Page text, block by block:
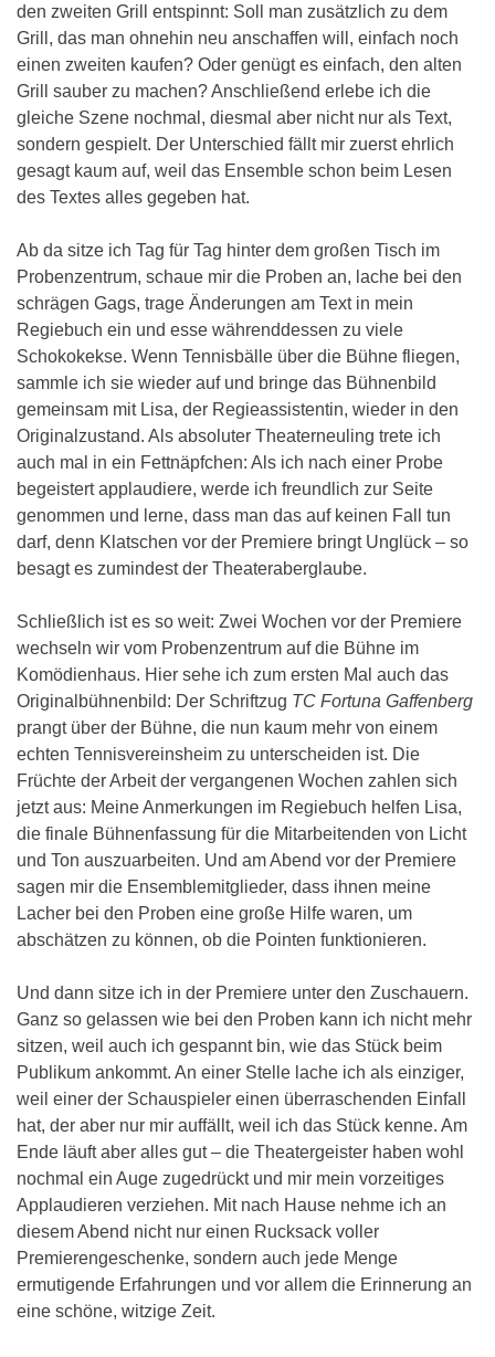
den zweiten Grill entspinnt: Soll man zusätzlich zu dem
Grill, das man ohnehin neu anschaffen will, einfach noch
einen zweiten kaufen? Oder genügt es einfach, den alten
Grill sauber zu machen? Anschließend erlebe ich die
gleiche Szene nochmal, diesmal aber nicht nur als Text,
sondern gespielt. Der Unterschied fällt mir zuerst ehrlich
gesagt kaum auf, weil das Ensemble schon beim Lesen
des Textes alles gegeben hat.
Ab da sitze ich Tag für Tag hinter dem großen Tisch im
Probenzentrum, schaue mir die Proben an, lache bei den
schrägen Gags, trage Änderungen am Text in mein
Regiebuch ein und esse währenddessen zu viele
Schokokekse. Wenn Tennisbälle über die Bühne fliegen,
sammle ich sie wieder auf und bringe das Bühnenbild
gemeinsam mit Lisa, der Regieassistentin, wieder in den
Originalzustand. Als absoluter Theaterneuling trete ich
auch mal in ein Fettnäpfchen: Als ich nach einer Probe
begeistert applaudiere, werde ich freundlich zur Seite
genommen und lerne, dass man das auf keinen Fall tun
darf, denn Klatschen vor der Premiere bringt Unglück – so
besagt es zumindest der Theateraberglaube.
Schließlich ist es so weit: Zwei Wochen vor der Premiere
wechseln wir vom Probenzentrum auf die Bühne im
Komödienhaus. Hier sehe ich zum ersten Mal auch das
Originalbühnenbild: Der Schriftzug TC Fortuna Gaffenberg
prangt über der Bühne, die nun kaum mehr von einem
echten Tennisvereinsheim zu unterscheiden ist. Die
Früchte der Arbeit der vergangenen Wochen zahlen sich
jetzt aus: Meine Anmerkungen im Regiebuch helfen Lisa,
die finale Bühnenfassung für die Mitarbeitenden von Licht
und Ton auszuarbeiten. Und am Abend vor der Premiere
sagen mir die Ensemblemitglieder, dass ihnen meine
Lacher bei den Proben eine große Hilfe waren, um
abschätzen zu können, ob die Pointen funktionieren.
Und dann sitze ich in der Premiere unter den Zuschauern.
Ganz so gelassen wie bei den Proben kann ich nicht mehr
sitzen, weil auch ich gespannt bin, wie das Stück beim
Publikum ankommt. An einer Stelle lache ich als einziger,
weil einer der Schauspieler einen überraschenden Einfall
hat, der aber nur mir auffällt, weil ich das Stück kenne. Am
Ende läuft aber alles gut – die Theatergeister haben wohl
nochmal ein Auge zugedrückt und mir mein vorzeitiges
Applaudieren verziehen. Mit nach Hause nehme ich an
diesem Abend nicht nur einen Rucksack voller
Premierengeschenke, sondern auch jede Menge
ermutigende Erfahrungen und vor allem die Erinnerung an
eine schöne, witzige Zeit.